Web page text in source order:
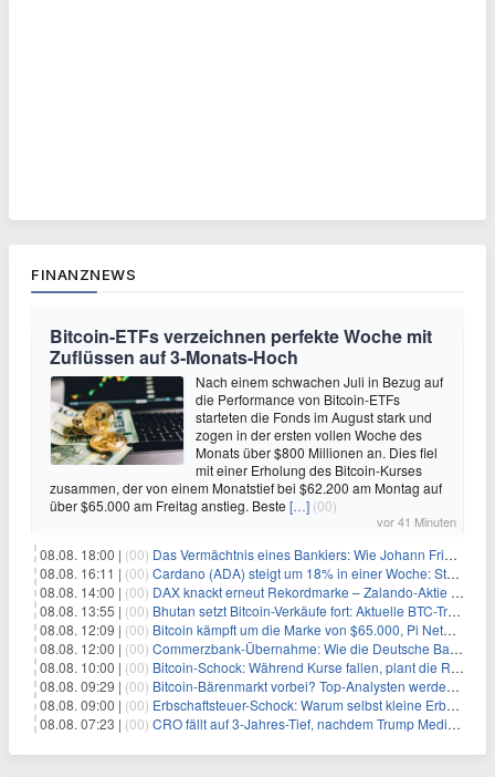
FINANZNEWS
Bitcoin-ETFs verzeichnen perfekte Woche mit
Zuflüssen auf 3-Monats-Hoch
Nach einem schwachen Juli in Bezug auf
die Performance von Bitcoin-ETFs
starteten die Fonds im August stark und
zogen in der ersten vollen Woche des
Monats über $800 Millionen an. Dies fiel
mit einer Erholung des Bitcoin-Kurses
zusammen, der von einem Monatstief bei $62.200 am Montag auf
über $65.000 am Freitag anstieg. Beste […] (00)
vor 41 Minuten
08.08. 18:00 | (00) Das Vermächtnis eines Bankiers: Wie Johann Friedrich Städel sein Imperium unsterblich machte
08.08. 16:11 | (00) Cardano (ADA) steigt um 18% in einer Woche: Steht ein Kurs von $0,30 bevor?
08.08. 14:00 | (00) DAX knackt erneut Rekordmarke – Zalando-Aktie crasht nach Quartalszahlen
08.08. 13:55 | (00) Bhutan setzt Bitcoin-Verkäufe fort: Aktuelle BTC-Transaktionen
08.08. 12:09 | (00) Bitcoin kämpft um die Marke von $65.000, Pi Network gewinnt an Unterstützung
08.08. 12:00 | (00) Commerzbank-Übernahme: Wie die Deutsche Bank im Schatten zum großen Gewinner wird
08.08. 10:00 | (00) Bitcoin-Schock: Während Kurse fallen, plant die Regierung die Steuer-Bombe
08.08. 09:29 | (00) Bitcoin-Bärenmarkt vorbei? Top-Analysten werden optimistisch, aber die Geschichte sagt etwas anderes
08.08. 09:00 | (00) Erbschaftsteuer-Schock: Warum selbst kleine Erbschaften den Fiskus Millionen kosten
08.08. 07:23 | (00) CRO fällt auf 3-Jahres-Tief, nachdem Trump Media zwei große Crypto.com-Deals storniert